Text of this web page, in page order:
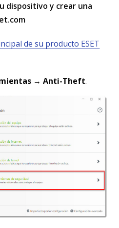
dispositivo y crear una
de su producto ESET
→Anti-Theft.